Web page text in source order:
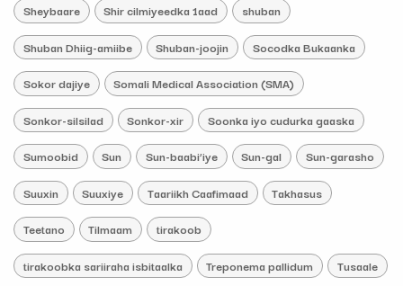
Sheybaare Shir cilmiyeedka 1aad shuban
Shuban Dhiig-amiibe Shuban-joojin Socodka Bukaanka
Sokor dajiye Somali Medical Association (SMA)
Sonkor-silsilad Sonkor-xir Soonka iyo cudurka gaaska
Sumoobid Sun Sun-baabi’iye Sun-gal Sun-garasho
Suuxin Suuxiye Taariikh Caafimaad Takhasus
Teetano Tilmaam tirakoob
tirakoobka sariiraha isbitaalka Treponema pallidum Tusaale